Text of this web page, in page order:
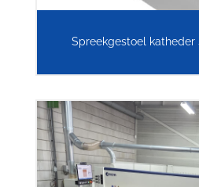
Spreekgestoel